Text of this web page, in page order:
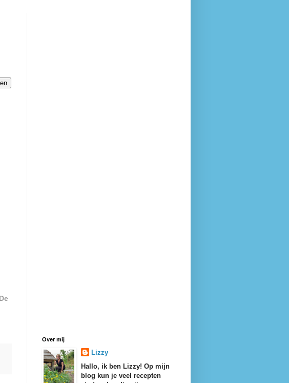
Over mij
Lizzy
Hallo, ik ben Lizzy! Op mijn
blog kun je veel recepten